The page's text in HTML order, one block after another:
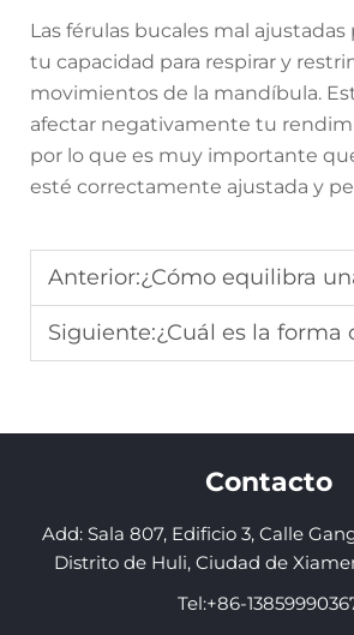
Las férulas bucales mal
tu capacidad para respirar y
movimientos de la mandíbula.
afectar negativamente tu
por lo que es muy importante
esté correctamente ajustada y
Anterior:¿Cómo equilibra una férula bucal la
Siguiente:¿Cuál es la forma correcta de colocar una férula bucal
Contacto
Add: Sala 807, Edificio 3, Calle
Distrito de Huli, Ciudad de
Tel:+86-